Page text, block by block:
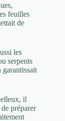
feuilles
de
les
serpents
garantissait
il
préparer